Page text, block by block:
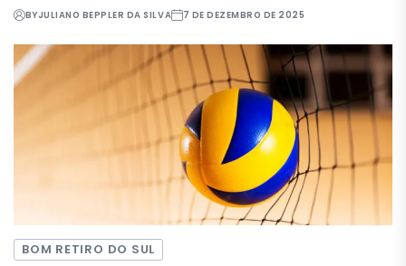
BYJULIANO BEPPLER DA SILVA 7 DE DEZEMBRO DE 2025
BOM RETIRO DO SUL